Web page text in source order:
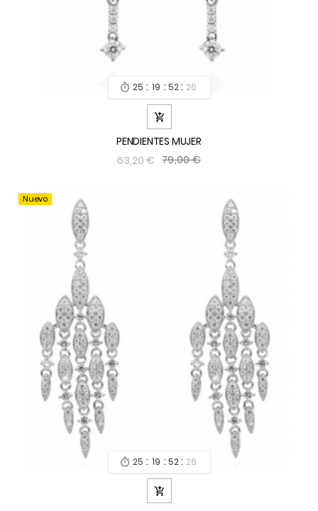
 25 : 19 : 52 : 24

PENDIENTES MUJER
63,20 € 79,00 €
Nuevo
 25 : 19 : 52 : 24
